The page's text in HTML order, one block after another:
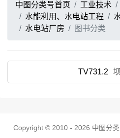
中图分类号首页 工业技术
水能利用、水电站工程
水电站厂房
图书分类
TV731.2
Copyright © 2010 - 2026 中图分